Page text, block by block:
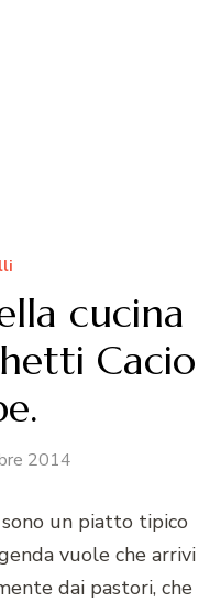
cucina
Cacio
2014
un piatto tipico
vuole che arrivi
dai pastori, che